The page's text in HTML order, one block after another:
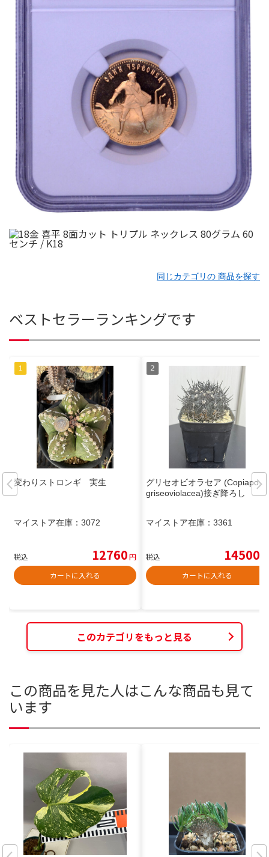
同じカテゴリの 商品を探す
ベストセラーランキングです
変わりストロンギ 実生
マイストア在庫： 3072
税込 12760円
カートに入れる
グリセオビオラセア (Copiapoa
griseoviolacea)接ぎ降ろし
マイストア在庫： 3361
税込 14500
カートに入れる
このカテゴリをもっと見る
この商品を見た人はこんな商品も見て
います